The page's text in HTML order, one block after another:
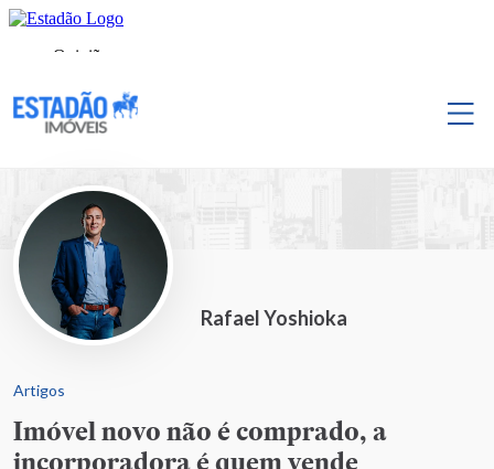
Rafael Yoshioka
Artigos
Imóvel novo não é comprado, a